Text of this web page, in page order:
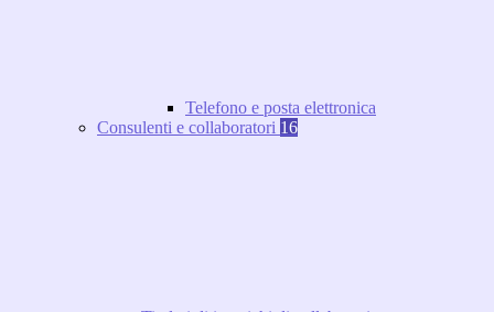
Telefono e posta elettronica
Consulenti e collaboratori 16